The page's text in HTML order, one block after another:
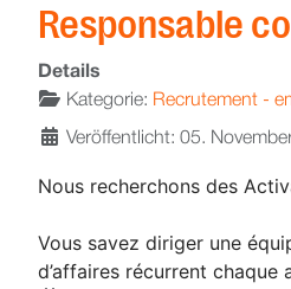
Responsable
Details
Kategorie: Recrutement -
Veröffentlicht: 05.
Nous recherchons des
Vous savez diriger une
d’affaires récurrent